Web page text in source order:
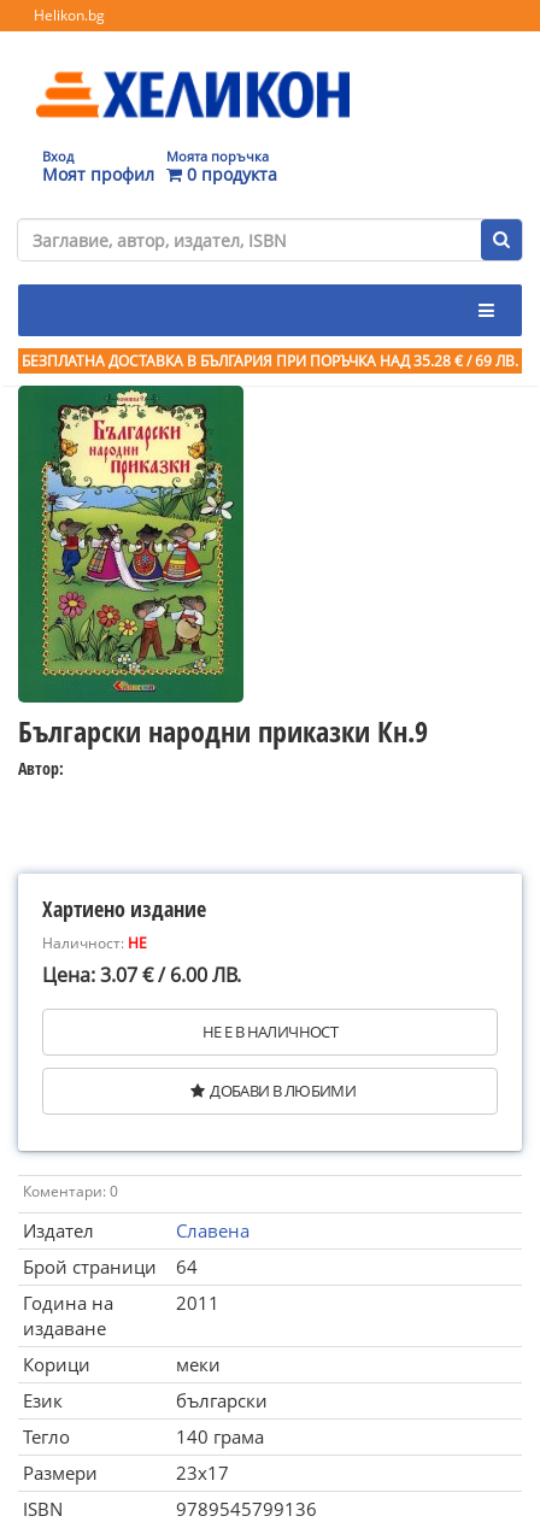
Helikon.bg
Вход
Моят профил
Моята поръчка
0 продукта
БЕЗПЛАТНА ДОСТАВКА В БЪЛГАРИЯ ПРИ ПОРЪЧКА НАД 35.28 € / 69 ЛВ.
Български народни приказки Кн.9
Автор:
Хартиено издание
Наличност: НЕ
Цена: 3.07 € / 6.00 ЛВ.
НЕ Е В НАЛИЧНОСТ
ДОБАВИ В ЛЮБИМИ
Коментари: 0
Издател
Славена
Брой страници
64
Година на
издаване
2011
Корици
меки
Език
български
Тегло
140 грама
Размери
23x17
ISBN
9789545799136